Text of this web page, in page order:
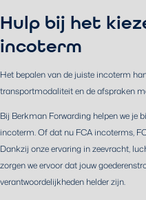
Hulp bij het
incoterm
Het bepalen van de juiste incoterm
transportmodaliteit en de afspraken
Bij Berkman Forwarding helpen we je
incoterm. Of dat nu FCA incoterms,
Dankzij onze ervaring in zeevracht,
zorgen we ervoor dat jouw
verantwoordelijkheden helder zijn.